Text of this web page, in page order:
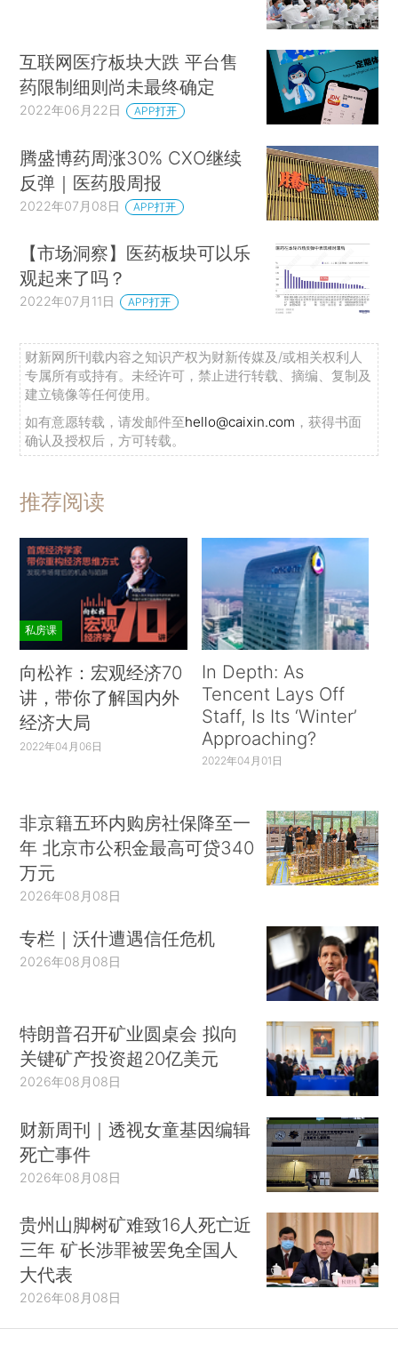
互联网医疗板块大跌 平台售
药限制细则尚未最终确定
2022年06月22日 APP打开
腾盛博药周涨30% CXO继续
反弹｜医药股周报
2022年07月08日 APP打开
【市场洞察】医药板块可以乐
观起来了吗？
2022年07月11日 APP打开
财新网所刊载内容之知识产权为财新传媒及/或相关权利人
专属所有或持有。未经许可，禁止进行转载、摘编、复制及
建立镜像等任何使用。
如有意愿转载，请发邮件至hello@caixin.com ，获得书面
确认及授权后，方可转载。
推荐阅读
私房课
向松祚：宏观经济70
讲，带你了解国内外
经济大局
2022年04月06日
In Depth: As
Tencent Lays Off
Staff, Is Its ‘Winter’
Approaching?
2022年04月01日
非京籍五环内购房社保降至一
年 北京市公积金最高可贷340
万元
2026年08月08日
专栏｜沃什遭遇信任危机
2026年08月08日
特朗普召开矿业圆桌会 拟向
关键矿产投资超20亿美元
2026年08月08日
财新周刊｜透视女童基因编辑
死亡事件
2026年08月08日
贵州山脚树矿难致16人死亡近
三年 矿长涉罪被罢免全国人
大代表
2026年08月08日